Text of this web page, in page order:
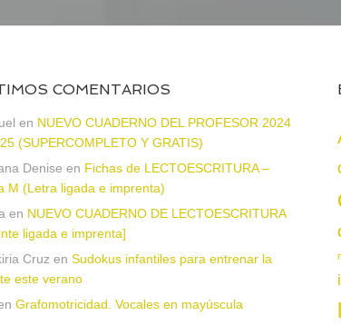
COMENTARIOS
en NUEVO CUADERNO DEL PROFESOR 2024
(SUPERCOMPLETO Y GRATIS)
Denise en Fichas de LECTOESCRITURA –
M (Letra ligada e imprenta)
en NUEVO CUADERNO DE LECTOESCRITURA
ligada e imprenta]
Cruz en Sudokus infantiles para entrenar la
este verano
Grafomotricidad. Vocales en mayúscula